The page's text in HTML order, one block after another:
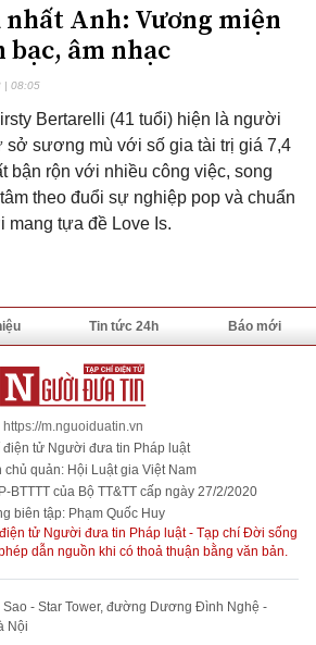
Anh: Vương miện
âm nhạc
| 08:05
Bertarelli (41 tuổi) hiện là người
sở sương mù với số gia tài trị giá 7,4
bận rộn với nhiều công việc, song
theo đuổi sự nghiệp pop và chuẩn
mang tựa đề Love Is.
Tin tức 24h Báo mới
https://m.nguoiduatin.vn
điện tử Người đưa tin Pháp luật
chủ quản: Hội Luật gia Việt Nam
BTTTT của Bộ TT&TT cấp ngày 27/2/2020
biên tập: Phạm Quốc Huy
tử Người đưa tin Pháp luật - Tạp chí Đời sống
dẫn nguồn khi có thoả thuận bằng văn bản.
Sao - Star Tower, đường Dương Đình Nghệ -
Nội